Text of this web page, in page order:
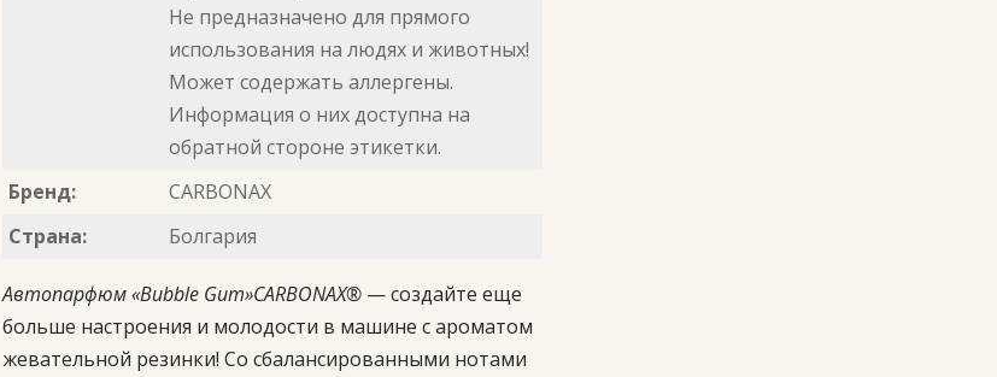
Не предназначено для прямого
использования на людях и животных!
Может содержать аллергены.
Информация о них доступна на
обратной стороне этикетки.
Бренд:
CARBONAX
Страна:
Болгария
Автопарфюм «Bubble Gum»CARBONAX®— создайте еще
больше настроения и молодости в машине с ароматом
жевательной резинки! Со сбалансированными нотами